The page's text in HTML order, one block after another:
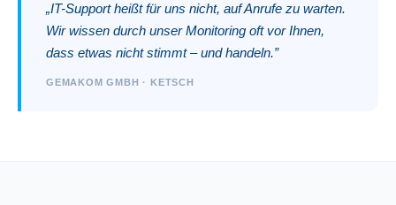
„IT-Support heißt für uns nicht, auf Anrufe zu warten.
Wir wissen durch unser Monitoring oft vor Ihnen,
dass etwas nicht stimmt – und handeln.”
GEMAKOM GMBH · KETSCH